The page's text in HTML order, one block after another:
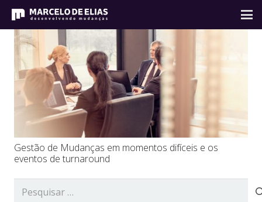
Gestão de Mudanças em momentos difíceis e os
eventos de turnaround
Pesquisar